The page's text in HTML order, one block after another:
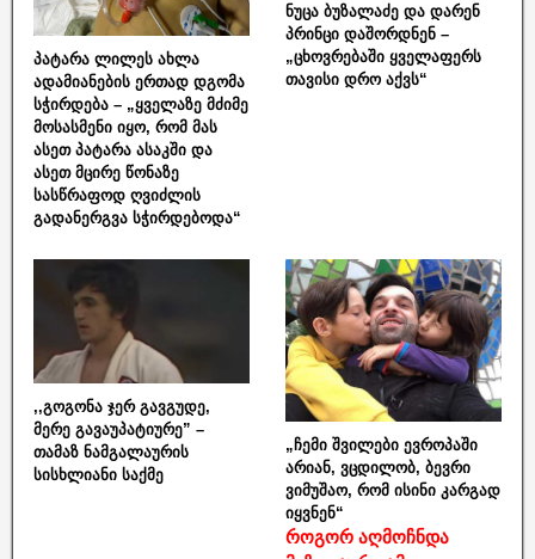
პატარა ლილეს ახლა
ადამიანების ერთად დგომა
სჭირდება – „ყველაზე მძიმე
მოსასმენი იყო, რომ მას
ასეთ პატარა ასაკში და
ასეთ მცირე წონაზე
სასწრაფოდ ღვიძლის
გადანერგვა სჭირდებოდა“
ნუცა ბუზალაძე და დარენ
პრინცი დაშორდნენ –
„ცხოვრებაში ყველაფერს
თავისი დრო აქვს“
,,გოგონა ჯერ გავგუდე,
მერე გავაუპატიურე” –
თამაზ ნამგალაურის
სისხლიანი საქმე
„ჩემი შვილები ევროპაში
არიან, ვცდილობ, ბევრი
ვიმუშაო, რომ ისინი კარგად
იყვნენ“
როგორ აღმოჩნდა